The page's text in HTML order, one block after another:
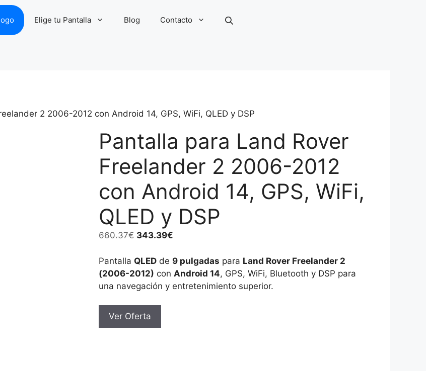
Elige tu Pantalla Blog Contacto
2 2006-2012 con Android 14, GPS, WiFi, QLED y DSP
Pantalla para Land Rover
Freelander 2 2006-2012
con Android 14, GPS, WiFi,
QLED y DSP
660.37€ El
original
era:
660.37€.
343.39€
actual
es:
343.39€.
Pantalla QLED de 9 pulgadas para Land Rover Freelander 2
(2006-2012) con Android 14, GPS, WiFi, Bluetooth y DSP para
una navegación y entretenimiento superior.
Ver Oferta